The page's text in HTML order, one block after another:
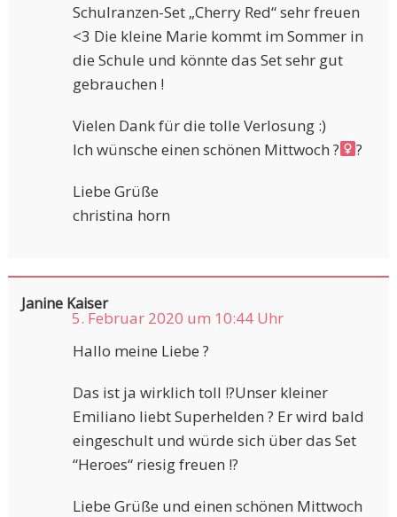
Schulranzen-Set „Cherry Red“ sehr freuen
<3 Die kleine Marie kommt im Sommer in
die Schule und könnte das Set sehr gut
gebrauchen !
Vielen Dank für die tolle Verlosung :)
Ich wünsche einen schönen Mittwoch ?‍
?
Liebe Grüße
christina horn
Janine Kaiser
5. Februar 2020 um 10:44 Uhr
Hallo meine Liebe ?
Das ist ja wirklich toll !?Unser kleiner
Emiliano liebt Superhelden ? Er wird bald
eingeschult und würde sich über das Set
“Heroes“ riesig freuen !?
Liebe Grüße und einen schönen Mittwoch